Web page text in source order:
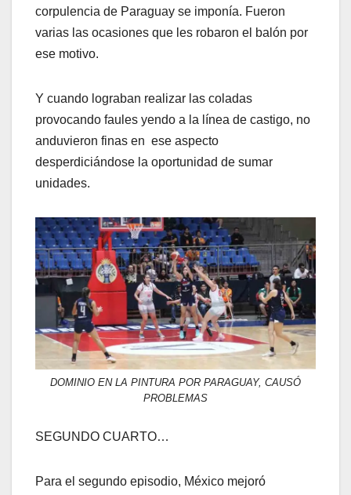
corpulencia de Paraguay se imponía. Fueron
varias las ocasiones que les robaron el balón por
ese motivo.
Y cuando lograban realizar las coladas
provocando faules yendo a la línea de castigo, no
anduvieron finas en ese aspecto
desperdiciándose la oportunidad de sumar
unidades.
DOMINIO EN LA PINTURA POR PARAGUAY, CAUSÓ
PROBLEMAS
SEGUNDO CUARTO…
Para el segundo episodio, México mejoró